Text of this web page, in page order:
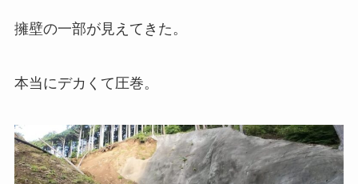
擁壁の一部が見えてきた。
本当にデカくて圧巻。